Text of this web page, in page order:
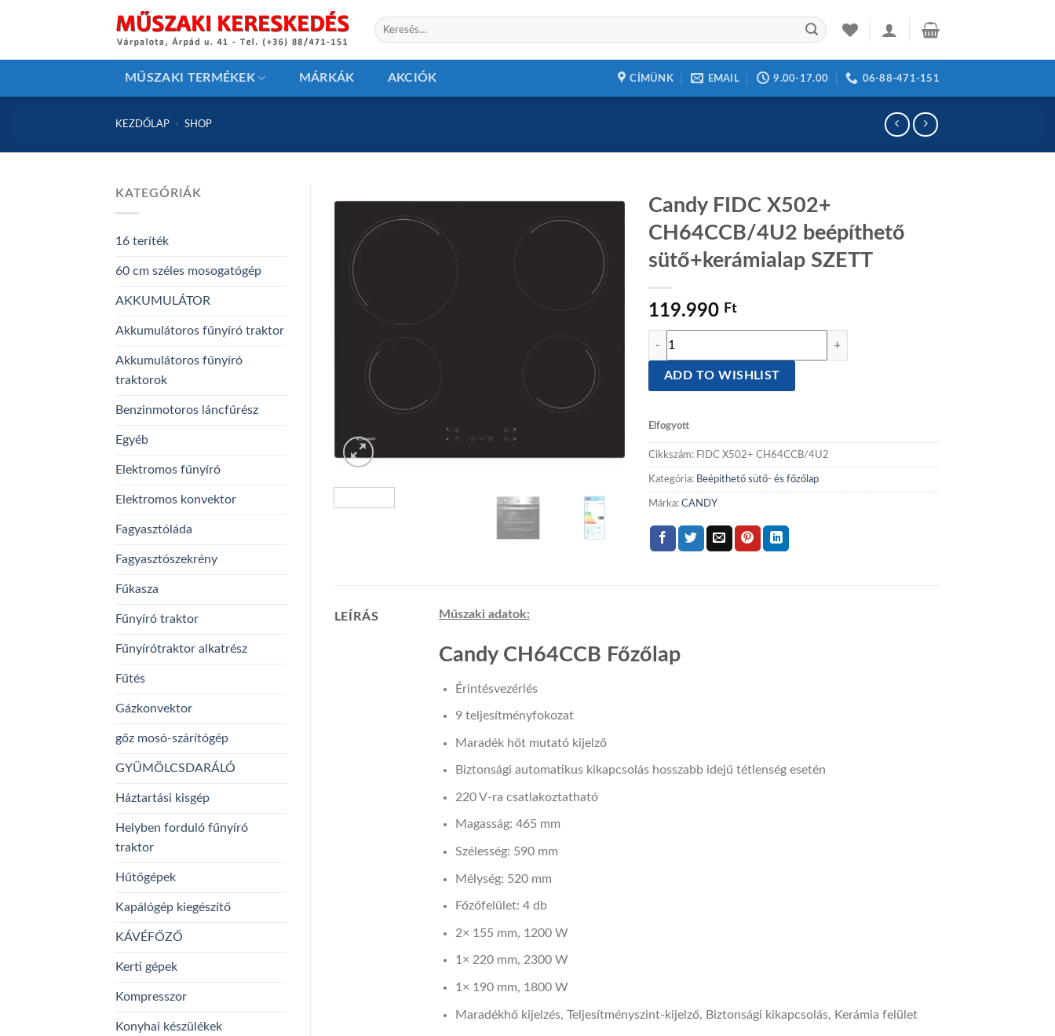
Keresés
a
MŰSZAKI TERMÉKEK MÁRKÁK AKCIÓK CÍMÜNK EMAIL 9.00-17.00 06-88-471-151
KEZDŐLAP » SHOP
KATEGÓRIÁK
16 teríték
60 cm széles mosogatógép
AKKUMULÁTOR
Akkumulátoros fűnyíró traktor
Akkumulátoros fűnyíró
traktorok
Benzinmotoros láncfűrész
Egyéb
Elektromos fűnyíró
Elektromos konvektor
Fagyasztóláda
Fagyasztószekrény
Fűkasza
Fűnyíró traktor
Fűnyírótraktor alkatrész
Fűtés
Gázkonvektor
gőz mosó-szárítógép
GYÜMÖLCSDARÁLÓ
Háztartási kisgép
Helyben forduló fűnyíró
traktor
Hűtőgépek
Kapálógép kiegészítő
KÁVÉFŐZŐ
Kerti gépek
Kompresszor
Konyhai készülékek
Add to
wishlist
Candy FIDC X502+
CH64CCB/4U2 beépíthető
sütő+kerámialap SZETT
119.990 Ft
Candy FIDC X502+ CH64CCB/4U2 beépíthető sütő+kerámialap SZETT mennyiség
ADD TO WISHLIST
Elfogyott
Cikkszám: FIDC X502+ CH64CCB/4U2
Kategória: Beépíthető sütő- és főzőlap
Márka:CANDY
LEÍRÁS Műszaki adatok:
Candy CH64CCB Főzőlap
Érintésvezérlés
9 teljesítményfokozat
Maradék hőt mutató kijelző
Biztonsági automatikus kikapcsolás hosszabb idejű tétlenség esetén
220 V-ra csatlakoztatható
Magasság: 465 mm
Szélesség: 590 mm
Mélység: 520 mm
Főzőfelület: 4 db
2× 155 mm, 1200 W
1× 220 mm, 2300 W
1× 190 mm, 1800 W
Maradékhő kijelzés, Teljesítményszint-kijelző, Biztonsági kikapcsolás, Kerámia felület